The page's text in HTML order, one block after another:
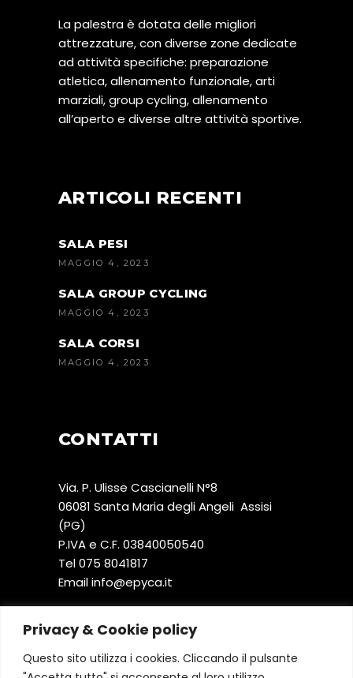
Privacy & Cookie policy
Questo sito utilizza i cookies. Cliccando il pulsante
La palestra è dotata delle migliori
attrezzature, con diverse zone dedicate
ad attività specifiche: preparazione
atletica, allenamento funzionale, arti
marziali, group cycling, allenamento
all’aperto e diverse altre attività sportive.
ARTICOLI RECENTI
SALA PESI
MAGGIO 4, 2023
SALA GROUP CYCLING
MAGGIO 4, 2023
SALA CORSI
MAGGIO 4, 2023
CONTATTI
Via. P. Ulisse Cascianelli N°8
06081 Santa Maria degli Angeli Assisi
(PG)
P.IVA e C.F. 03840050540
Tel075 8041817
Email
ti.acype
@ofni
ORARIO